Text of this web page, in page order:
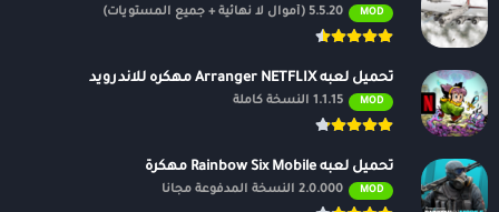
MOD 5.5.20 (أموال لا نهائية + جميع المستويات)
تحميل لعبه Arranger NETFLIX مهكره للاندرويد
MOD 1.1.15 النسخة كاملة
تحميل لعبه Rainbow Six Mobile مهكرة
MOD 2.0.000 النسخة المدفوعة مجانًا